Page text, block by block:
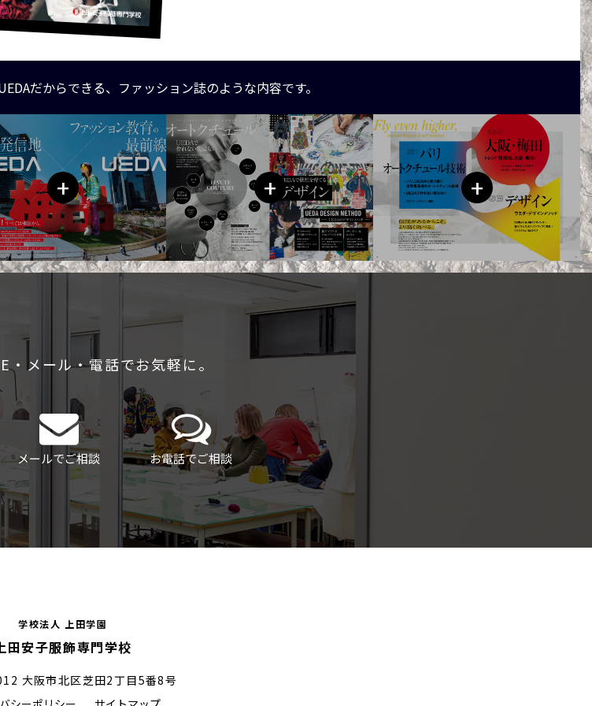
だからできる、ファッション誌のような内容です。
+ + +
・メール・電話でお気軽に。
メールでご相談 お電話でご相談
学校法人 上田学園
田安子服飾専門学校
大阪市北区芝田2丁目5番8号